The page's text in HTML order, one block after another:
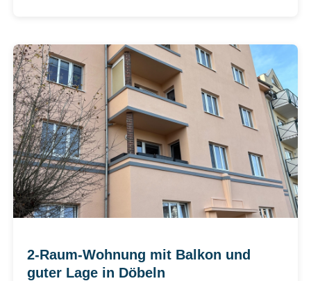
2-Raum-Wohnung mit Balkon und
guter Lage in Döbeln